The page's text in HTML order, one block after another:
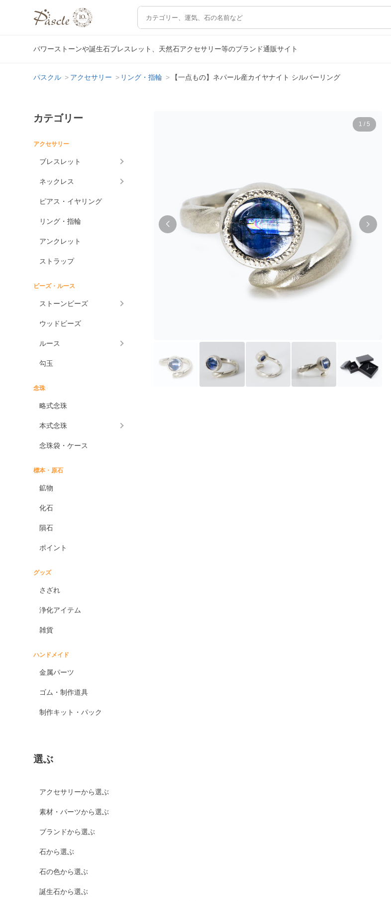
パワーストーンや誕生石ブレスレット、天然石アクセサリー等のブランド通販サイト
パスクル アクセサリー リング・指輪 【一点もの】ネパール産カイヤナイト シルバーリング
カテゴリー
アクセサリー
ブレスレット
ネックレス
ピアス・イヤリング
リング・指輪
アンクレット
ストラップ
ビーズ・ルース
ストーンビーズ
ウッドビーズ
ルース
勾玉
念珠
略式念珠
本式念珠
念珠袋・ケース
標本・原石
鉱物
化石
隕石
ポイント
グッズ
さざれ
浄化アイテム
雑貨
ハンドメイド
金属パーツ
ゴム・制作道具
制作キット・パック
選ぶ
アクセサリーから選ぶ
素材・パーツから選ぶ
ブランドから選ぶ
石から選ぶ
石の色から選ぶ
誕生石から選ぶ
1 / 5